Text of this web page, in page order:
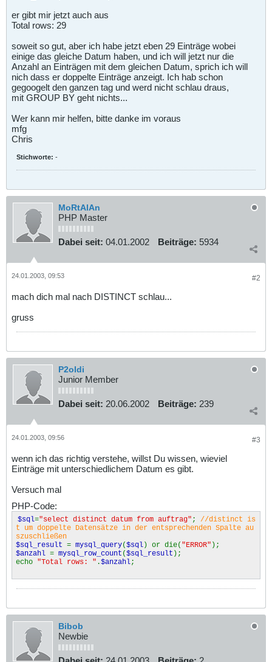
er gibt mir jetzt auch aus
Total rows: 29
soweit so gut, aber ich habe jetzt eben 29 Einträge wobei
einige das gleiche Datum haben, und ich will jetzt nur die
Anzahl an Einträgen mit dem gleichen Datum, sprich ich will
nich dass er doppelte Einträge anzeigt. Ich hab schon
gegoogelt den ganzen tag und werd nicht schlau draus,
mit GROUP BY geht nichts...
Wer kann mir helfen, bitte danke im voraus
mfg
Chris
Stichworte: -
MoRtAlAn
PHP Master
Dabei seit: 04.01.2002 Beiträge: 5934
#2
24.01.2003, 09:53
mach dich mal nach DISTINCT schlau...
gruss
P2oldi
Junior Member
Dabei seit: 20.06.2002 Beiträge: 239
#3
24.01.2003, 09:56
wenn ich das richtig verstehe, willst Du wissen, wieviel
Einträge mit unterschiedlichem Datum es gibt.
Versuch mal
PHP-Code:
$sql="select distinct datum from auftrag" ; //distinct is
t um doppelte Datensätze in der entsprechenden Spalte au
szuschließen
$sql_result = mysql_query($sql) or die( "ERROR" );
$anzahl = mysql_row_count ($sql_result );
echo "Total rows: " .$anzahl;
Bibob
Newbie